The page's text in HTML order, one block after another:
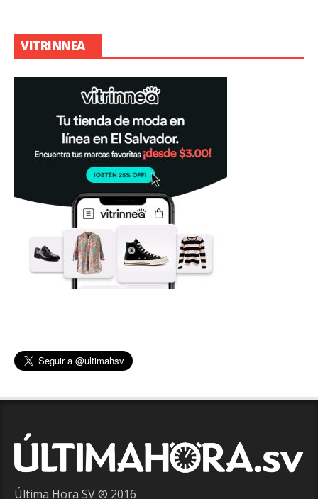
VITRINNEA
Última Hora SV ® 2016